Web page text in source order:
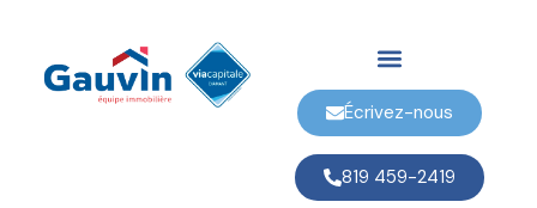
Écrivez-nous
819 459-2419